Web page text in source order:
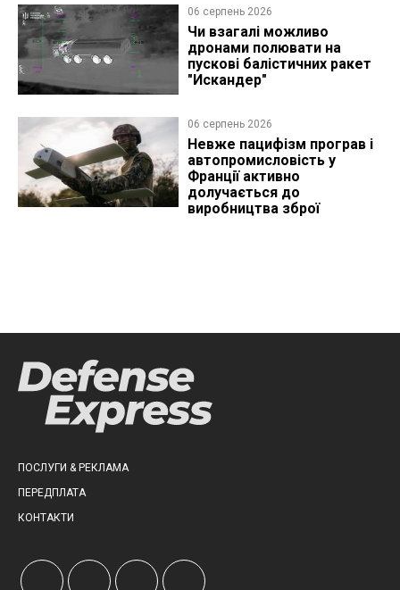
06 серпень 2026
Чи взагалі можливо
дронами полювати на
пускові балістичних ракет
"Искандер"
06 серпень 2026
Невже пацифізм програв і
автопромисловість у
Франції активно
долучається до
виробництва зброї
ПОСЛУГИ & РЕКЛАМА
ПЕРЕДПЛАТА
КОНТАКТИ